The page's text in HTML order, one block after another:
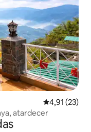
Calificación
4,91 (23)
atardecer